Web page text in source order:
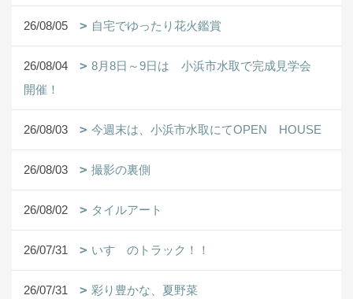
26/08/05 自宅でゆったり花火鑑賞
26/08/04
8月8日～9日は 小浜市水取で完成見学会
開催！
26/08/03 今週末は、小浜市水取にてOPEN HOUSE
26/08/03 撮影の裏側
26/08/02 タイルアート
26/07/31 いすゞのトラック！！
26/07/31 彩り豊かな、夏野菜